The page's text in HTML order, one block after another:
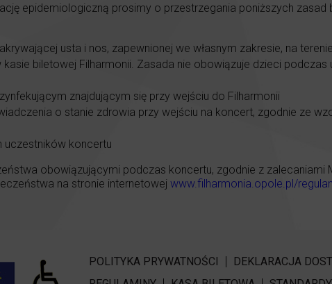
epidemiologiczną prosimy o przestrzegania poniższych
usta i nos, zapewnionej we własnym zakresie, na
biletowej Filharmonii. Zasada nie obowiązuje dzieci podczas
znajdującym się przy wejściu do Filharmonii
o stanie zdrowia przy wejściu na koncert, zgodnie ze
uczestników koncertu
obowiązującymi podczas koncertu, zgodnie z zalecaniami
na stronie internetowej www.filharmonia.opole.pl/
POLITYKA PRYWATNOŚCI DEKLARACJA